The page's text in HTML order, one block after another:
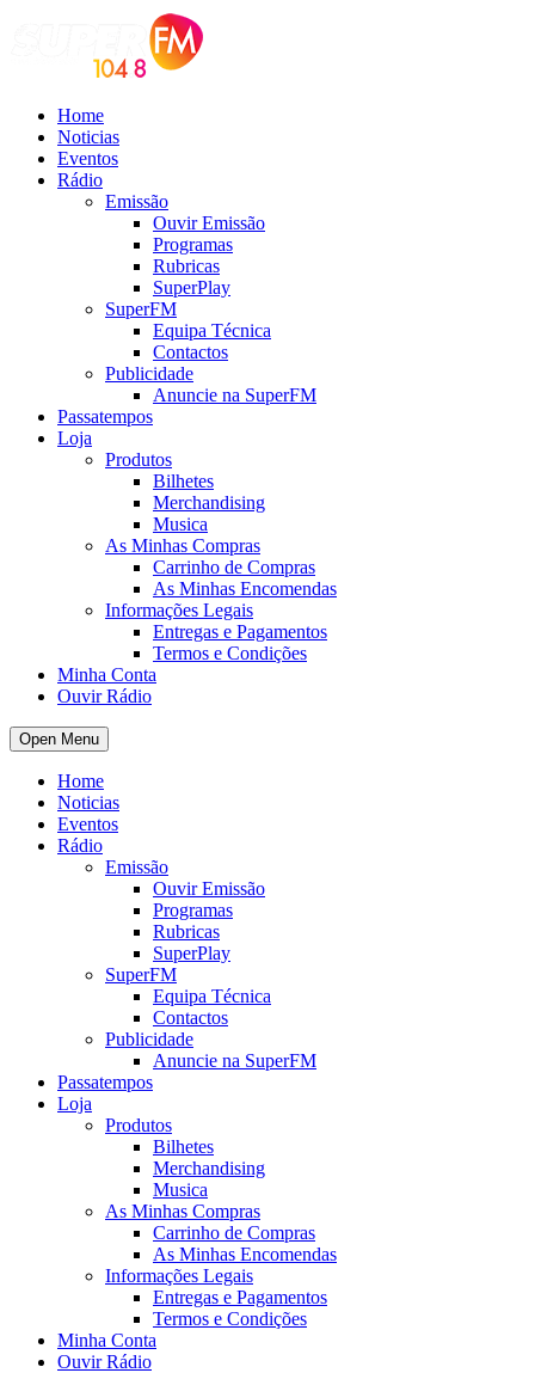
Home
Noticias
Eventos
Rádio
Emissão
Ouvir Emissão
Programas
Rubricas
SuperPlay
SuperFM
Equipa Técnica
Contactos
Publicidade
Anuncie na SuperFM
Passatempos
Loja
Produtos
Bilhetes
Merchandising
Musica
As Minhas Compras
Carrinho de Compras
As Minhas Encomendas
Informações Legais
Entregas e Pagamentos
Termos e Condições
Minha Conta
Ouvir Rádio
Open Menu
Home
Noticias
Eventos
Rádio
Emissão
Ouvir Emissão
Programas
Rubricas
SuperPlay
SuperFM
Equipa Técnica
Contactos
Publicidade
Anuncie na SuperFM
Passatempos
Loja
Produtos
Bilhetes
Merchandising
Musica
As Minhas Compras
Carrinho de Compras
As Minhas Encomendas
Informações Legais
Entregas e Pagamentos
Termos e Condições
Minha Conta
Ouvir Rádio